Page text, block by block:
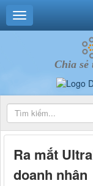
Chia sẻ
Ra mắt
doanh nhân